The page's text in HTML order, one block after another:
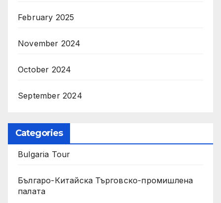
February 2025
November 2024
October 2024
September 2024
Categories
Bulgaria Tour
Българо-Китайска Търговско-промишлена
палaта